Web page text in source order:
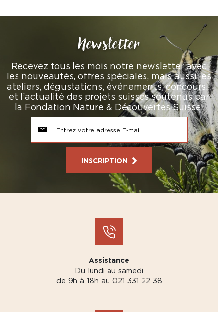
Newsletter
Recevez tous les mois notre newsletter avec
les nouveautés, offres spéciales, mais aussi les
ateliers, dégustations, événements, concours…
et l’actualité des projets suisses soutenus par
la Fondation Nature & Découvertes Suisse!
INSCRIPTION
Assistance
Du lundi au samedi
de 9h à 18h au 021 331 22 38